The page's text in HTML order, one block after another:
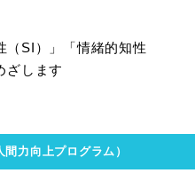
（SI）」「情緒的知性
ざします
力向上プログラム）